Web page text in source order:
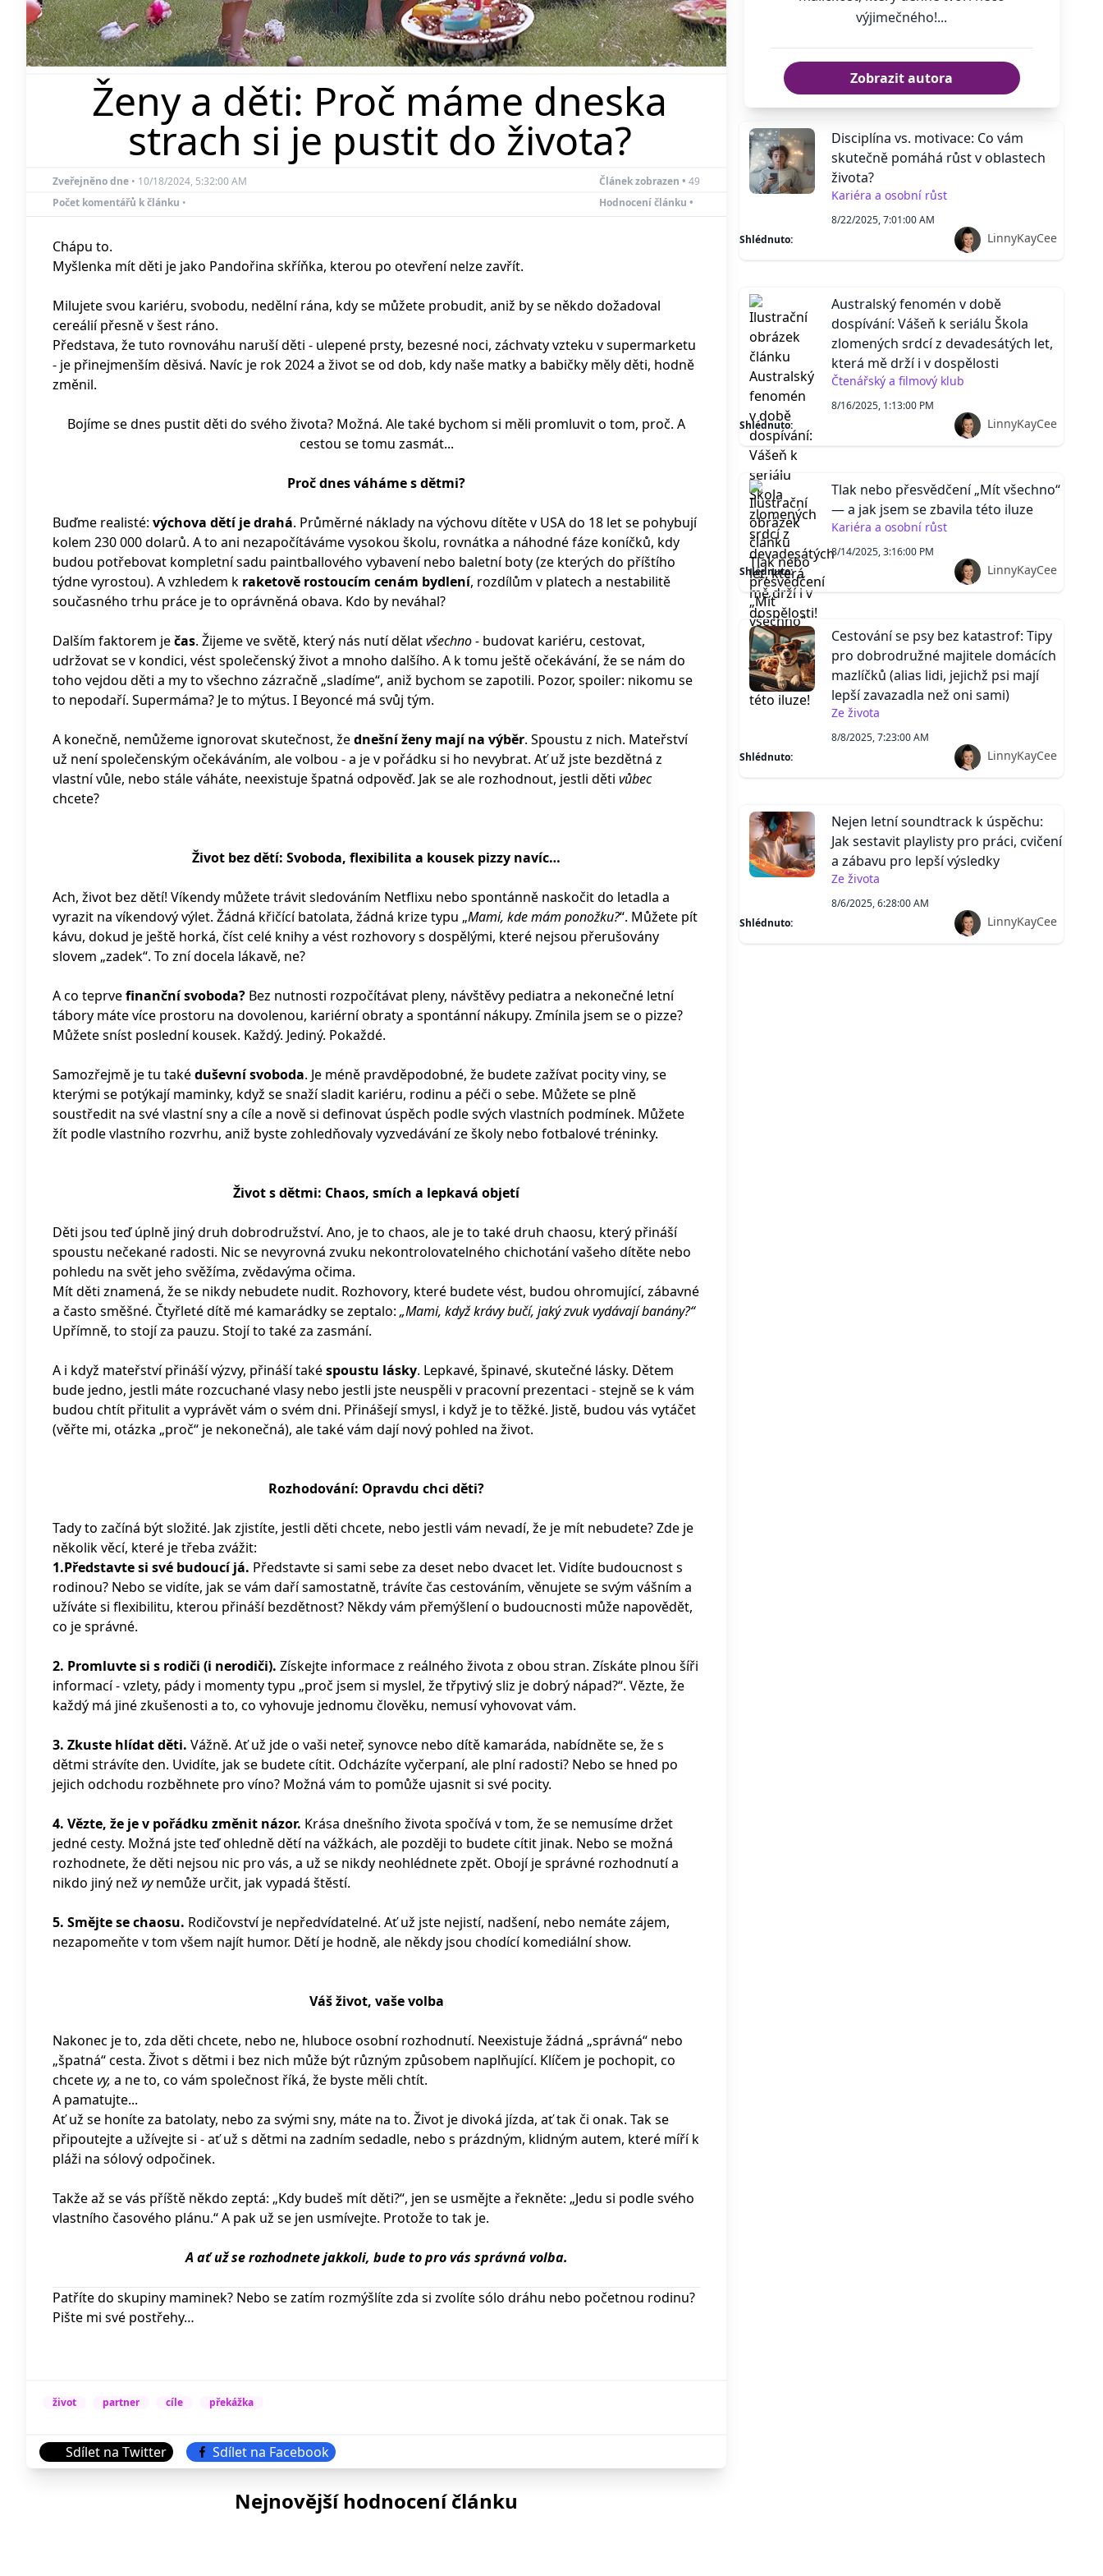
Ženy a děti: Proč máme dneska
strach si je pustit do života?
Zveřejněno dne • 10/18/2024, 5:32:00 AM Článek zobrazen •49
Počet komentářů k článku • Hodnocení článku •
Chápu to.
Myšlenka mít děti je jako Pandořina skříňka, kterou po otevření nelze zavřít.
Milujete svou kariéru, svobodu, nedělní rána, kdy se můžete probudit, aniž by se někdo dožadoval
cereálií přesně v šest ráno.
Představa, že tuto rovnováhu naruší děti - ulepené prsty, bezesné noci, záchvaty vzteku v supermarketu
- je přinejmenším děsivá. Navíc je rok 2024 a život se od dob, kdy naše matky a babičky měly děti, hodně
změnil.
Bojíme se dnes pustit děti do svého života? Možná. Ale také bychom si měli promluvit o tom, proč. A
cestou se tomu zasmát...
Proč dnes váháme s dětmi?
Buďme realisté: výchova dětí je drahá. Průměrné náklady na výchovu dítěte v USA do 18 let se pohybují
kolem 230 000 dolarů. A to ani nezapočítáváme vysokou školu, rovnátka a náhodné fáze koníčků, kdy
budou potřebovat kompletní sadu paintballového vybavení nebo baletní boty (ze kterých do příštího
týdne vyrostou). A vzhledem k raketově rostoucím cenám bydlení, rozdílům v platech a nestabilitě
současného trhu práce je to oprávněná obava. Kdo by neváhal?
Dalším faktorem ječas. Žijeme ve světě, který nás nutí dělatvšechno - budovat kariéru, cestovat,
udržovat se v kondici, vést společenský život a mnoho dalšího. A k tomu ještě očekávání, že se nám do
toho vejdou děti a my to všechno zázračně „sladíme“, aniž bychom se zapotili. Pozor, spoiler: nikomu se
to nepodaří. Supermáma? Je to mýtus. I Beyoncé má svůj tým.
A konečně, nemůžeme ignorovat skutečnost, žednešní ženy mají na výběr. Spoustu z nich. Mateřství
už není společenským očekáváním, ale volbou - a je v pořádku si ho nevybrat. Ať už jste bezdětná z
vlastní vůle, nebo stále váháte, neexistuje špatná odpověď. Jak se ale rozhodnout, jestli děti vůbec
chcete?
Život bez dětí: Svoboda, flexibilita a kousek pizzy navíc…
Ach, život bez dětí! Víkendy můžete trávit sledováním Netflixu nebo spontánně naskočit do letadla a
vyrazit na víkendový výlet. Žádná křičící batolata, žádná krize typu „Mami, kde mám ponožku?“. Můžete pít
kávu, dokud je ještě horká, číst celé knihy a vést rozhovory s dospělými, které nejsou přerušovány
slovem „zadek“. To zní docela lákavě, ne?
A co teprvefinanční svoboda? Bez nutnosti rozpočítávat pleny, návštěvy pediatra a nekonečné letní
tábory máte více prostoru na dovolenou, kariérní obraty a spontánní nákupy. Zmínila jsem se o pizze?
Můžete sníst poslední kousek. Každý. Jediný. Pokaždé.
Samozřejmě je tu takéduševní svoboda. Je méně pravděpodobné, že budete zažívat pocity viny, se
kterými se potýkají maminky, když se snaží sladit kariéru, rodinu a péči o sebe. Můžete se plně
soustředit na své vlastní sny a cíle a nově si definovat úspěch podle svých vlastních podmínek. Můžete
žít podle vlastního rozvrhu, aniž byste zohledňovaly vyzvedávání ze školy nebo fotbalové tréninky.
Život s dětmi: Chaos, smích a lepkavá objetí
Děti jsou teď úplně jiný druh dobrodružství. Ano, je to chaos, ale je to také druh chaosu, který přináší
spoustu nečekané radosti. Nic se nevyrovná zvuku nekontrolovatelného chichotání vašeho dítěte nebo
pohledu na svět jeho svěžíma, zvědavýma očima.
Mít děti znamená, že se nikdy nebudete nudit. Rozhovory, které budete vést, budou ohromující, zábavné
a často směšné. Čtyřleté dítě mé kamarádky se zeptalo: „Mami, když krávy bučí, jaký zvuk vydávají banány?“
Upřímně, to stojí za pauzu. Stojí to také za zasmání.
A i když mateřství přináší výzvy, přináší takéspoustu lásky. Lepkavé, špinavé, skutečné lásky. Dětem
bude jedno, jestli máte rozcuchané vlasy nebo jestli jste neuspěli v pracovní prezentaci - stejně se k vám
budou chtít přitulit a vyprávět vám o svém dni. Přinášejí smysl, i když je to těžké. Jistě, budou vás vytáčet
(věřte mi, otázka „proč“ je nekonečná), ale také vám dají nový pohled na život.
Rozhodování: Opravdu chci děti?
Tady to začíná být složité. Jak zjistíte, jestli děti chcete, nebo jestli vám nevadí, že je mít nebudete? Zde je
několik věcí, které je třeba zvážit:
1.Představte si své budoucí já. Představte si sami sebe za deset nebo dvacet let. Vidíte budoucnost s
rodinou? Nebo se vidíte, jak se vám daří samostatně, trávíte čas cestováním, věnujete se svým vášním a
užíváte si flexibilitu, kterou přináší bezdětnost? Někdy vám přemýšlení o budoucnosti může napovědět,
co je správné.
2. Promluvte si s rodiči (i nerodiči). Získejte informace z reálného života z obou stran. Získáte plnou šíři
informací - vzlety, pády i momenty typu „proč jsem si myslel, že třpytivý sliz je dobrý nápad?“. Vězte, že
každý má jiné zkušenosti a to, co vyhovuje jednomu člověku, nemusí vyhovovat vám.
3. Zkuste hlídat děti. Vážně. Ať už jde o vaši neteř, synovce nebo dítě kamaráda, nabídněte se, že s
dětmi strávíte den. Uvidíte, jak se budete cítit. Odcházíte vyčerpaní, ale plní radosti? Nebo se hned po
jejich odchodu rozběhnete pro víno? Možná vám to pomůže ujasnit si své pocity.
4. Vězte, že je v pořádku změnit názor. Krása dnešního života spočívá v tom, že se nemusíme držet
jedné cesty. Možná jste teď ohledně dětí na vážkách, ale později to budete cítit jinak. Nebo se možná
rozhodnete, že děti nejsou nic pro vás, a už se nikdy neohlédnete zpět. Obojí je správné rozhodnutí a
nikdo jiný než vynemůže určit, jak vypadá štěstí.
5. Smějte se chaosu. Rodičovství je nepředvídatelné. Ať už jste nejistí, nadšení, nebo nemáte zájem,
nezapomeňte v tom všem najít humor. Dětí je hodně, ale někdy jsou chodící komediální show.
Váš život, vaše volba
Nakonec je to, zda děti chcete, nebo ne, hluboce osobní rozhodnutí. Neexistuje žádná „správná“ nebo
„špatná“ cesta. Život s dětmi i bez nich může být různým způsobem naplňující. Klíčem je pochopit, co
chcetevy, a ne to, co vám společnost říká, že byste měli chtít.
A pamatujte...
Ať už se honíte za batolaty, nebo za svými sny, máte na to. Život je divoká jízda, ať tak či onak. Tak se
připoutejte a užívejte si - ať už s dětmi na zadním sedadle, nebo s prázdným, klidným autem, které míří k
pláži na sólový odpočinek.
Takže až se vás příště někdo zeptá: „Kdy budeš mít děti?“, jen se usmějte a řekněte: „Jedu si podle svého
vlastního časového plánu.“ A pak už se jen usmívejte. Protože to tak je.
A ať už se rozhodnete jakkoli, bude to pro vás správná volba.
Patříte do skupiny maminek? Nebo se zatím rozmýšlíte zda si zvolíte sólo dráhu nebo početnou rodinu?
Pište mi své postřehy…
život partner cíle překážka
Sdílet na Twitter Sdílet na Facebook
Nejnovější hodnocení článku
výjimečného!...
Zobrazit autora
Disciplína vs. motivace: Co vám
skutečně pomáhá růst v oblastech
života?
Kariéra a osobní růst
8/22/2025, 7:01:00 AM
Shlédnuto:
LinnyKayCee
Australský fenomén v době
dospívání: Vášeň k seriálu Škola
zlomených srdcí z devadesátých let,
která mě drží i v dospělosti
Čtenářský a filmový klub
8/16/2025, 1:13:00 PM
Shlédnuto:
LinnyKayCee
Tlak nebo přesvědčení „Mít všechno“
— a jak jsem se zbavila této iluze
Kariéra a osobní růst
8/14/2025, 3:16:00 PM
Shlédnuto:
LinnyKayCee
Cestování se psy bez katastrof: Tipy
pro dobrodružné majitele domácích
mazlíčků (alias lidi, jejichž psi mají
lepší zavazadla než oni sami)
Ze života
8/8/2025, 7:23:00 AM
Shlédnuto:
LinnyKayCee
Nejen letní soundtrack k úspěchu:
Jak sestavit playlisty pro práci, cvičení
a zábavu pro lepší výsledky
Ze života
8/6/2025, 6:28:00 AM
Shlédnuto:
LinnyKayCee